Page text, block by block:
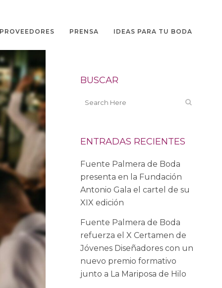
PROVEEDORES PRENSA IDEAS PARA TU BODA
BUSCAR
ENTRADAS RECIENTES
Fuente Palmera de Boda
presenta en la Fundación
Antonio Gala el cartel de su
XIX edición
Fuente Palmera de Boda
refuerza el X Certamen de
Jóvenes Diseñadores con un
nuevo premio formativo
junto a La Mariposa de Hilo